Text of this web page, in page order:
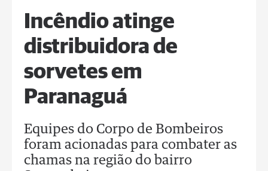
Incêndio atinge
distribuidora de
sorvetes em
Paranaguá
Equipes do Corpo de Bombeiros
foram acionadas para combater as
chamas na região do bairro